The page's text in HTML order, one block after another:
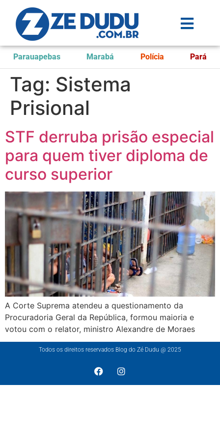
Parauapebas Marabá Polícia Pará
Tag: Sistema
Prisional
STF derruba prisão especial
para quem tiver diploma de
curso superior
A Corte Suprema atendeu a questionamento da
Procuradoria Geral da República, formou maioria e
votou com o relator, ministro Alexandre de Moraes
Todos os direitos reservados Blog do Zé Dudu @ 2025